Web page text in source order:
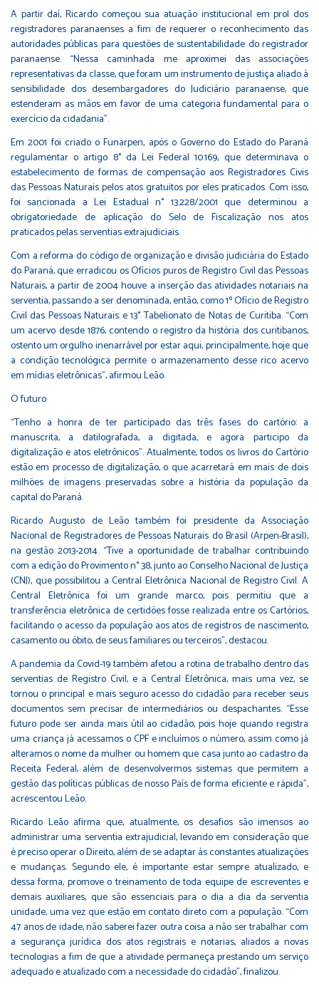
A partir daí, Ricardo começou sua atuação institucional em prol dos
registradores paranaenses a fim de requerer o reconhecimento das
autoridades públicas para questões de sustentabilidade do registrador
paranaense. “Nessa caminhada me aproximei das associações
representativas da classe, que foram um instrumento de justiça aliado à
sensibilidade dos desembargadores do Judiciário paranaense, que
estenderam as mãos em favor de uma categoria fundamental para o
exercício da cidadania”.
Em 2001 foi criado o Funarpen, após o Governo do Estado do Paraná
regulamentar o artigo 8° da Lei Federal 10.169, que determinava o
estabelecimento de formas de compensação aos Registradores Civis
das Pessoas Naturais pelos atos gratuitos por eles praticados. Com isso,
foi sancionada a Lei Estadual n° 13.228/2001 que determinou a
obrigatoriedade de aplicação do Selo de Fiscalização nos atos
praticados pelas serventias extrajudiciais.
Com a reforma do código de organização e divisão judiciária do Estado
do Paraná, que erradicou os Ofícios puros de Registro Civil das Pessoas
Naturais, a partir de 2004 houve a inserção das atividades notariais na
serventia, passando a ser denominada, então, como 1º Ofício de Registro
Civil das Pessoas Naturais e 13° Tabelionato de Notas de Curitiba. “Com
um acervo desde 1876, contendo o registro da história dos curitibanos,
ostento um orgulho inenarrável por estar aqui, principalmente, hoje que
a condição tecnológica permite o armazenamento desse rico acervo
em mídias eletrônicas”, afirmou Leão.
O futuro
“Tenho a honra de ter participado das três fases do cartório: a
manuscrita, a datilografada, a digitada, e agora participo da
digitalização e atos eletrônicos”. Atualmente, todos os livros do Cartório
estão em processo de digitalização, o que acarretará em mais de dois
milhões de imagens preservadas sobre a história da população da
capital do Paraná.
Ricardo Augusto de Leão também foi presidente da Associação
Nacional de Registradores de Pessoas Naturais do Brasil (Arpen-Brasil),
na gestão 2013-2014. “Tive a oportunidade de trabalhar contribuindo
com a edição do Provimento n° 38, junto ao Conselho Nacional de Justiça
(CNJ), que possibilitou a Central Eletrônica Nacional de Registro Civil. A
Central Eletrônica foi um grande marco, pois permitiu que a
transferência eletrônica de certidões fosse realizada entre os Cartórios,
facilitando o acesso da população aos atos de registros de nascimento,
casamento ou óbito, de seus familiares ou terceiros”, destacou.
A pandemia da Covid-19 também afetou a rotina de trabalho dentro das
serventias de Registro Civil, e a Central Eletrônica, mais uma vez, se
tornou o principal e mais seguro acesso do cidadão para receber seus
documentos sem precisar de intermediários ou despachantes. “Esse
futuro pode ser ainda mais útil ao cidadão, pois hoje quando registra
uma criança já acessamos o CPF e incluímos o número, assim como já
alteramos o nome da mulher ou homem que casa junto ao cadastro da
Receita Federal, além de desenvolvermos sistemas que permitem a
gestão das políticas públicas de nosso País de forma eficiente e rápida”,
acrescentou Leão.
Ricardo Leão afirma que, atualmente, os desafios são imensos ao
administrar uma serventia extrajudicial, levando em consideração que
é preciso operar o Direito, além de se adaptar às constantes atualizações
e mudanças. Segundo ele, é importante estar sempre atualizado, e
dessa forma, promove o treinamento de toda equipe de escreventes e
demais auxiliares, que são essenciais para o dia a dia da serventia
unidade, uma vez que estão em contato direto com a população. “Com
47 anos de idade, não saberei fazer outra coisa a não ser trabalhar com
a segurança jurídica dos atos registrais e notarias, aliados a novas
tecnologias a fim de que a atividade permaneça prestando um serviço
adequado e atualizado com a necessidade do cidadão”, finalizou.